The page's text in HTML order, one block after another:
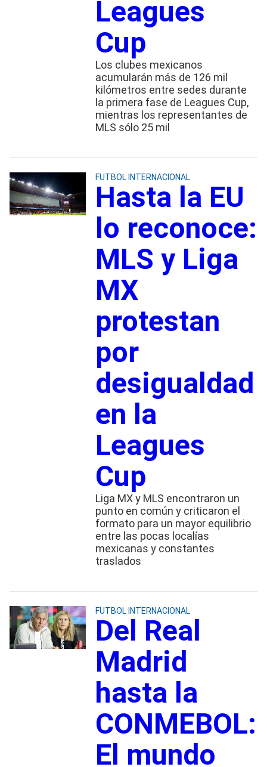
Leagues
Cup
Los clubes mexicanos
acumularán más de 126 mil
kilómetros entre sedes durante
la primera fase de Leagues Cup,
mientras los representantes de
MLS sólo 25 mil
FUTBOL INTERNACIONAL
Hasta la EU
lo reconoce:
MLS y Liga
MX
protestan
por
desigualdad
en la
Leagues
Cup
Liga MX y MLS encontraron un
punto en común y criticaron el
formato para un mayor equilibrio
entre las pocas localías
mexicanas y constantes
traslados
FUTBOL INTERNACIONAL
Del Real
Madrid
hasta la
CONMEBOL:
El mundo